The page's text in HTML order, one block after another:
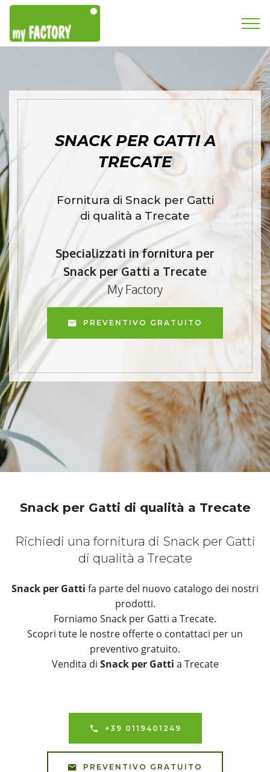
SNACK PER GATTI A
TRECATE
Fornitura di Snack per Gatti
di qualità a Trecate
Specializzati in fornitura per
Snack per Gatti a Trecate
My Factory
PREVENTIVO GRATUITO
Snack per Gatti di qualità a Trecate
Richiedi una fornitura di Snack per Gatti
di qualità a Trecate
Snack per Gatti fa parte del nuovo catalogo dei nostri
prodotti.
Forniamo Snack per Gatti a Trecate.
Scopri tute le nostre offerte o contattaci per un
preventivo gratuito.
Vendita di Snack per Gatti a Trecate
+39 0119401249
PREVENTIVO GRATUITO